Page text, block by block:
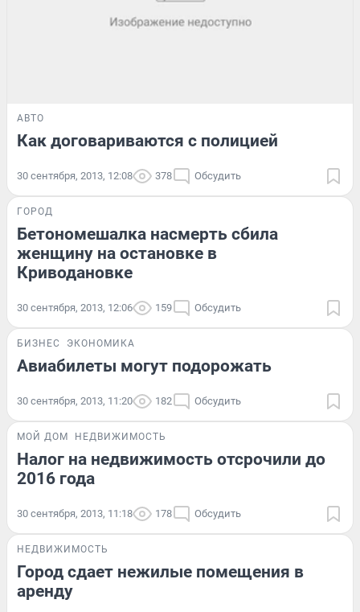
АВТО
Как договариваются с полицией
30 сентября, 2013, 12:08 378 Обсудить
ГОРОД
Бетономешалка насмерть сбила
женщину на остановке в
Криводановке
30 сентября, 2013, 12:06 159 Обсудить
БИЗНЕС ЭКОНОМИКА
Авиабилеты могут подорожать
30 сентября, 2013, 11:20 182 Обсудить
МОЙ ДОМ НЕДВИЖИМОСТЬ
Налог на недвижимость отсрочили до
2016 года
30 сентября, 2013, 11:18 178 Обсудить
НЕДВИЖИМОСТЬ
Город сдает нежилые помещения в
аренду